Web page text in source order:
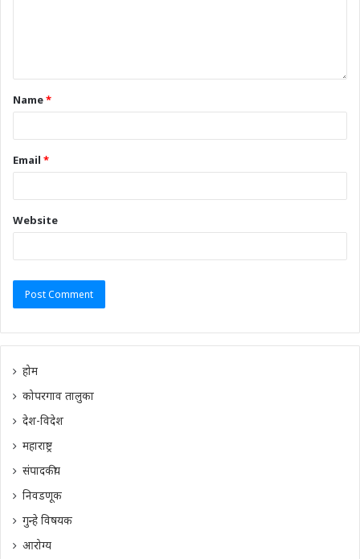
Name*
Email *
Website
होम
कोपरगाव तालुका
देश-विदेश
महाराष्ट्र
संपादकीय
निवडणूक
गुन्हे विषयक
आरोग्य